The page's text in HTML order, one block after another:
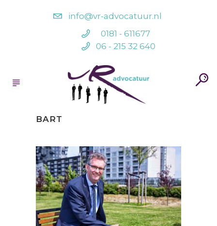
info@vr-advocatuur.nl
0181 - 611677
06 - 215 32 640
BART